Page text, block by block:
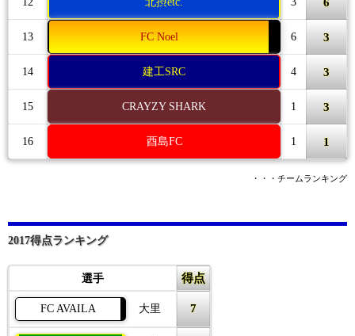
13 FC Noel 6 3
14 建工SRC 4 3
15 CRAYZY SHARK 1 3
16 酉島FC 1 1
・・・チームランキング
2017得点ランキング
選手 得点
FC AVAILA 大里 7